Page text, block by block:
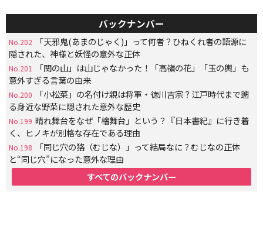
バックナンバー
No.202
「天邪鬼(あまのじゃく)」って何者？ひねくれ者の語源に
隠された、神様と妖怪の意外な正体
No.201
「関の山」は山じゃなかった！「高嶺の花」「玉の輿」も
意外すぎる言葉の由来
No.200
「小松菜」の名付け親は将軍・徳川吉宗？江戸時代まで遡
る身近な野菜に隠された意外な歴史
No.199 晴れ舞台をなぜ「檜舞台」という？『日本書紀』に行き着
く、ヒノキが別格な存在である理由
No.198
「同じ穴の狢（むじな）」って結局なに？むじなの正体
と“同じ穴”になった意外な理由
すべてのバックナンバー